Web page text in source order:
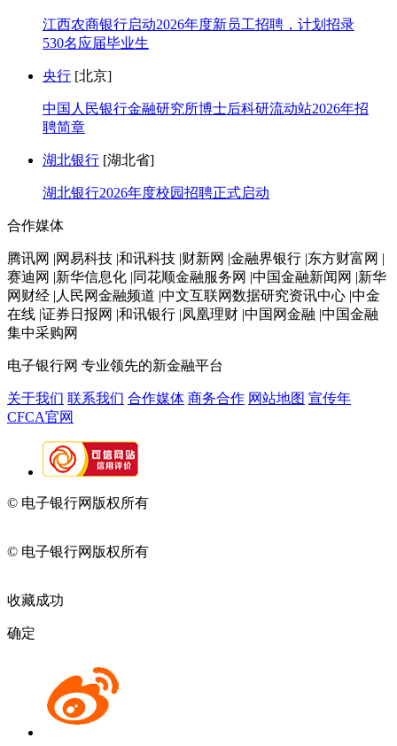
江西农商银行启动2026年度新员工招聘，计划招录
530名应届毕业生
央行 [北京]
中国人民银行金融研究所博士后科研流动站2026年招
聘简章
湖北银行 [湖北省]
湖北银行2026年度校园招聘正式启动
合作媒体
腾讯网 |网易科技 |和讯科技 |财新网 |金融界银行 |东方财富网 |
赛迪网 |新华信息化 |同花顺金融服务网 |中国金融新闻网 |新华
网财经 |人民网金融频道 |中文互联网数据研究资讯中心 |中金
在线 |证券日报网 |和讯银行 |凤凰理财 |中国网金融 |中国金融
集中采购网
电子银行网 专业领先的新金融平台
关于我们 联系我们 合作媒体 商务合作 网站地图 宣传年
CFCA官网
© 电子银行网版权所有
© 电子银行网版权所有
收藏成功
确定